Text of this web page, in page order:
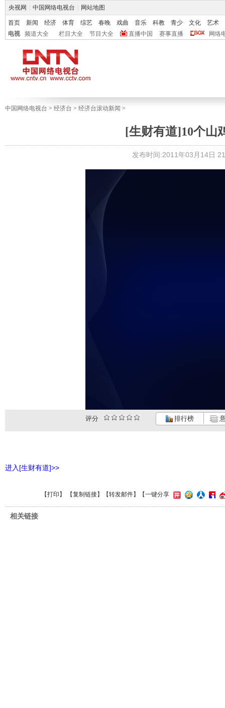
央视网 中国网络电视台 网站地图
首页 新闻 经济 体育 综艺 春晚 戏曲 音乐 科教 青少 文化
艺术
电视
频道大全 栏目大全 节目大全 直播中国 赛事直播 网络
中国网络电视台 > 经济台 > 经济台滚动新闻 >
[生财有道]10个山
发布时间:2011年03月14日
评分 排行榜
进入[生财有道]>>
【打印 】 【复制链接】【转发邮件】 【一键分享
相关链接